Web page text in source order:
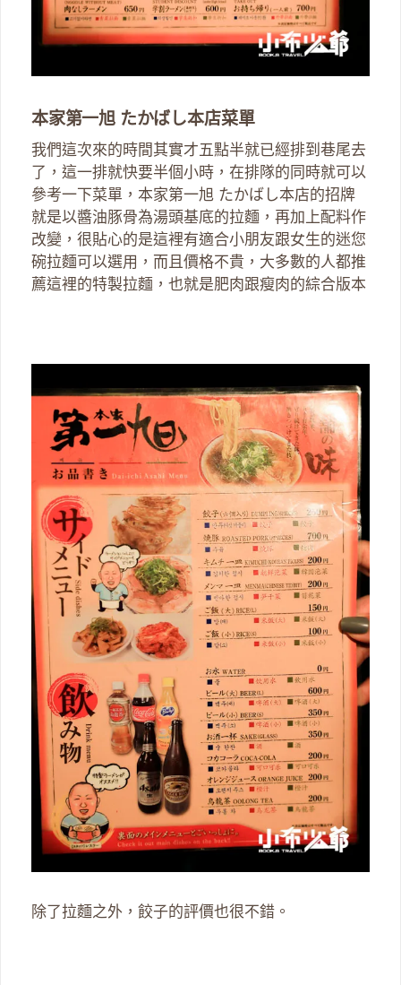
本家第一旭 たかばし本店菜單
我們這次來的時間其實才五點半就已經排到巷尾去
了，這一排就快要半個小時，在排隊的同時就可以
參考一下菜單，本家第一旭 たかばし本店的招牌
就是以醬油豚骨為湯頭基底的拉麵，再加上配料作
改變，很貼心的是這裡有適合小朋友跟女生的迷您
碗拉麵可以選用，而且價格不貴，大多數的人都推
薦這裡的特製拉麵，也就是肥肉跟瘦肉的綜合版本
除了拉麵之外，餃子的評價也很不錯。